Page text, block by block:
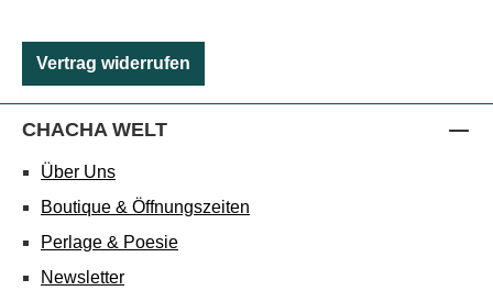
Vertrag widerrufen
CHACHA WELT
Über Uns
Boutique & Öffnungszeiten
Perlage & Poesie
Newsletter